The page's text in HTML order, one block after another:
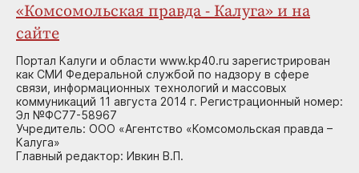
«Комсомольская правда - Калуга» и на
сайте
Портал Калуги и области www.kp40.ru зарегистрирован
как СМИ Федеральной службой по надзору в сфере
связи, информационных технологий и массовых
коммуникаций 11 августа 2014 г. Регистрационный номер:
Эл №ФС77-58967
Учредитель: ООО «Агентство «Комсомольская правда –
Калуга»
Главный редактор: Ивкин В.П.